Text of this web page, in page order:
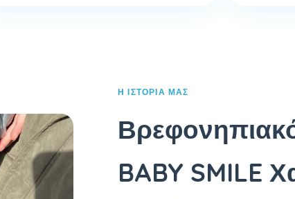
Η ΙΣΤΟΡΊΑ ΜΑΣ
BABY SMILE